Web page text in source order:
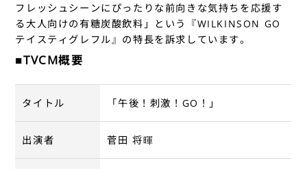
フレッシュシーンにぴったりな前向きな気持ちを応援す
る大人向けの有糖炭酸飲料」という『WILKINSON GO
テイスティグレフル』の特長を訴求しています。
■TVCM概要
タイトル 「午後！刺激！GO！」
出演者 菅田 将暉